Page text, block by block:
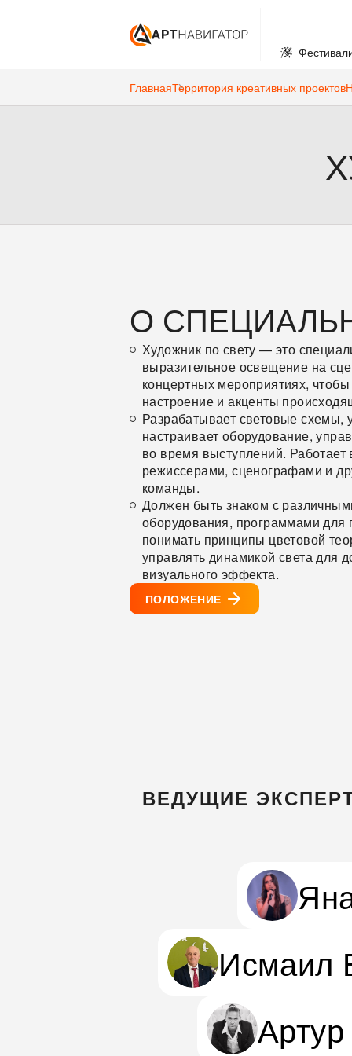
ГлавнаяТерритория креативных проектов
О
Художник по свету — это
выразительное освещение на
концертных мероприятиях,
настроение и акценты
Разрабатывает световые схемы,
настраивает оборудование,
во время выступлений. Работает
режиссерами, сценографами и
команды.
Должен быть знаком с
оборудования, программами для
понимать принципы цветовой
управлять динамикой света для
визуального эффекта.
ПОЛОЖЕНИЕ
ВЕДУЩИЕ
Исмаил